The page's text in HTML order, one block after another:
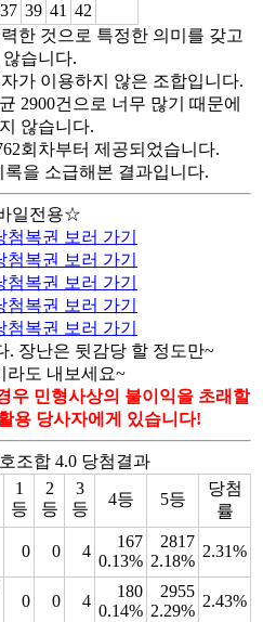
37 39 41 42
한 것으로 특정한 의미를 갖고
않습니다.
가 이용하지 않은 조합입니다.
2900건으로 너무 많기 때문에
않습니다.
회차부터 제공되었습니다.
을 소급해본 결과입니다.
일전용☆
첨복권 보러 가기
첨복권 보러 가기
첨복권 보러 가기
첨복권 보러 가기
첨복권 보러 가기
. 장난은 뒷감당 할 정도만~
라도 내보세요~
우 민형사상의 불이익을 초래할
용 당사자에게 있습니다!
조합 4.0 당첨결과
1
등
2
등
3
등
4등 5등
당첨
률
0 0 4
167
0.13%
2817
2.18%
2.31%
0 0 4
180
0.14%
2955
2.29%
2.43%